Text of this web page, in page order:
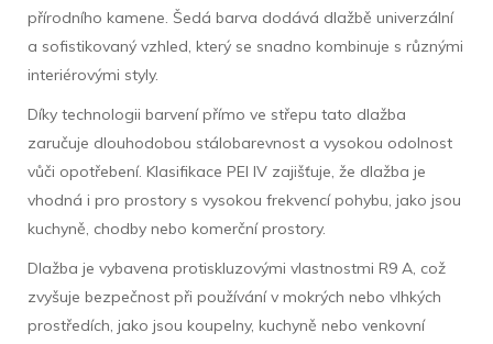
přírodního kamene. Šedá barva dodává dlažbě univerzální
a sofistikovaný vzhled, který se snadno kombinuje s různými
interiérovými styly.
Díky technologii barvení přímo ve střepu tato dlažba
zaručuje dlouhodobou stálobarevnost a vysokou odolnost
vůči opotřebení. Klasifikace PEI IV zajišťuje, že dlažba je
vhodná i pro prostory s vysokou frekvencí pohybu, jako jsou
kuchyně, chodby nebo komerční prostory.
Dlažba je vybavena protiskluzovými vlastnostmi R9 A, což
zvyšuje bezpečnost při používání v mokrých nebo vlhkých
prostředích, jako jsou koupelny, kuchyně nebo venkovní